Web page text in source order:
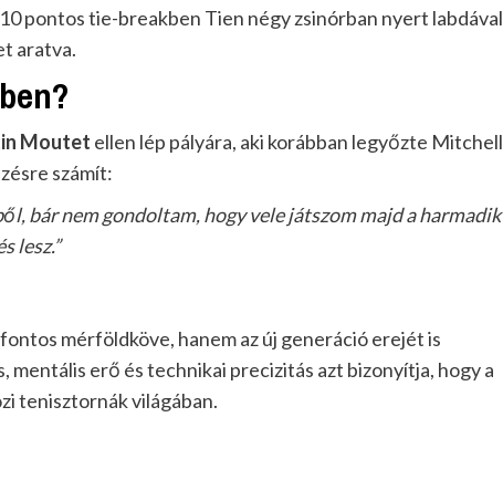
pontos tie-breakben Tien négy zsinórban nyert labdával
aratva.
Moutet ellen lép pályára, aki korábban legyőzte Mitchell
számít:
bár nem gondoltam, hogy vele játszom majd a harmadik
lesz.”
mérföldköve, hanem az új generáció erejét is
erő és technikai precizitás azt bizonyítja, hogy a
tenisztornák világában.